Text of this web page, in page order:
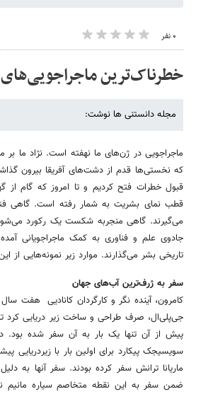
۰ نفر
خطرناک‌‌ترین
مجله دانستنی ها نوشت:
ماجراجویی در ژن‌های ما نهفته است. نژاد ما
که نخستی‌ها قدم از دشت‌های آفریقا بیرون
قبول خطرات فتح کردیم و تا امروز که گام از
قطب نمای بشریت به شمار رفته است. گاهی فتح
می‌گیرند. گاهی منجربه شکست یک رکورد
جادوی علم و فناوری به کمک ما‌جراجویانی
تاریخی بشر می‌گذارند. موارد زیر نمونه‌هایی
سفر به ژرف‌ترین آب‌های جهان
کامرون، آینده نگر و کارگردان کانادیی هفت
جی‌پلی‌ال، صرف طراحی و ساخت زیر دریایی کرد تا
سویسیجک پیکارد برای اولین بار با زیر‌دریایی
ماریانا ترانش سفر کرده بودند. سفر آنها به
ضمن سفر به این نقطه متخاصم سیاره مانیم